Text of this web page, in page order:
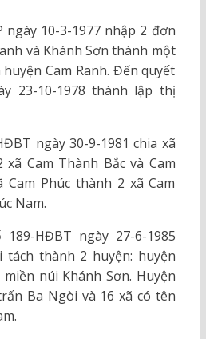
ngày 10-3-1977 nhập 2 đơn
và Khánh Sơn thành một
Cam Ranh. Đến quyết
23-10-1978 thành lập thị
ngày 30-9-1981 chia xã
Cam Thành Bắc và Cam
Cam Phúc thành 2 xã Cam
Nam.
HĐBT ngày 27-6-1985
tách thành 2 huyện: huyện
miền núi Khánh Sơn. Huyện
Ba Ngòi và 16 xã có tên